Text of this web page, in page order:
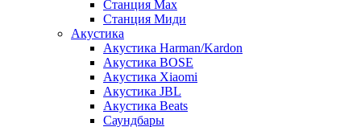
Станция Max
Станция Миди
Акустика
Акустика Harman/Kardon
Акустика BOSE
Акустика Xiaomi
Акустика JBL
Акустика Beats
Саундбары